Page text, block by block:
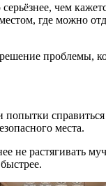
чем
где можно
проблемы,
попытки
места.
не растягивать